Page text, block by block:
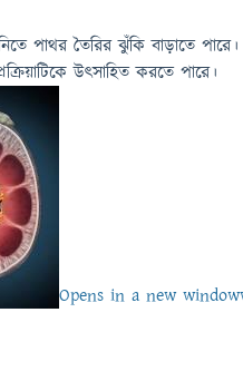
পাথর তৈরির ঝুঁকি বাড়াতে
উৎসাহিত করতে পারে।
Opens in a new window